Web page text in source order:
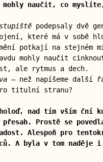
naučit, co
podepsaly dvě
které má v sobě
potkají na stejném
mohly naučit
ale rytmus a dech.
— než napíšeme další
titulní stranu?
nad tím vším ční
Prostě se
Alespoň pro
A byla v tom